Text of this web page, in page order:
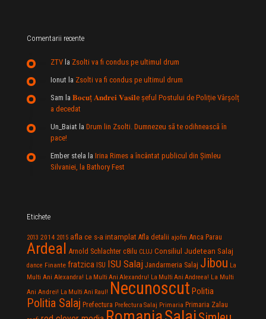
Comentarii recente
ZTV la Zsolti va fi condus pe ultimul drum
Ionut la Zsolti va fi condus pe ultimul drum
Sam la 𝐁𝐨𝐜𝐮ț 𝐀𝐧𝐝𝐫𝐞𝐢 𝐕𝐚𝐬𝐢𝐥e şeful Postului de Poliție Vârșolț
a decedat
Un_Baiat la Drum lin Zsolti. Dumnezeu sã te odihneascã în
pace!
Ember stela la Irina Rimes a încântat publicul din Şimleu
Silvaniei, la Bathory Fest
Etichete
2013 2014 2015 afla ce s-a intamplat Afla detalii ajofm Anca Parau
Ardeal Arnold Schlachter c8ilu CLUJ Consiliul Judetean Salaj
dance Finante fratzica ISU ISU Salaj Jandarmeria Salaj Jibou La
Multi Ani Alexandra! La Multi Ani Alexandru! La Multi Ani Andreea! La Multi
Ani Andrei! La Multi Ani Raul! Necunoscut Politia
Politia Salaj Prefectura Prefectura Salaj Primaria Primaria Zalau